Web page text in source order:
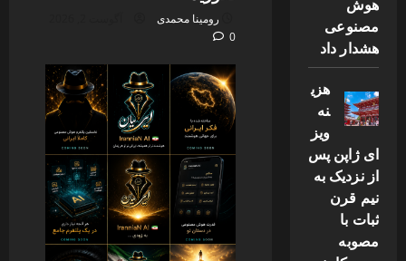
رومینا محمدی
0
مصنوعی
هشدار داد
هزی
نه
ویز
ای ژاپن پس
از نزدیک به
نیم قرن
ثبات با
مصوبه